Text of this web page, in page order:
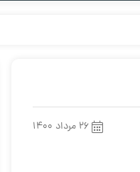
۲۶ مرداد ۱۴۰۰